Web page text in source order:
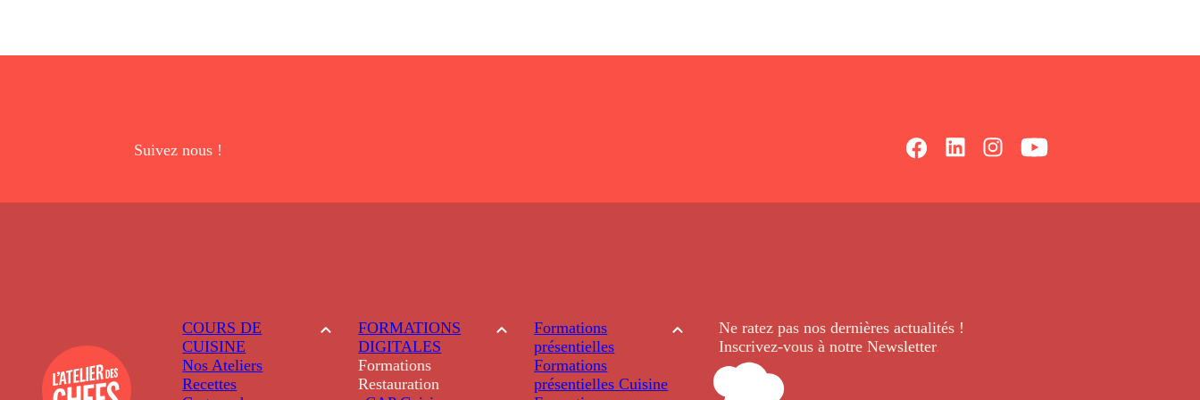
Suivez nous !
COURS DE
CUISINE
Nos Ateliers
Recettes
FORMATIONS
DIGITALES
Formations
Restauration
Formations
présentielles
Formations
présentielles Cuisine
Ne ratez pas nos dernièresactualités !
Inscrivez-vous à notre Newsletter.